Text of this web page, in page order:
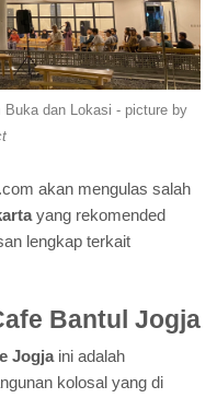
Buka dan Lokasi - picture by
akan mengulas salah
yang rekomended
lengkap terkait
Bantul Jogja
Jogjaini adalah
kolosal yang di